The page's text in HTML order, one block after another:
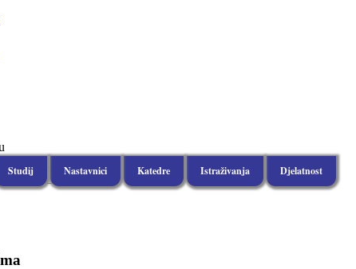
Djelatnost
Istraživanja
Katedre
Nastavnici
Studij